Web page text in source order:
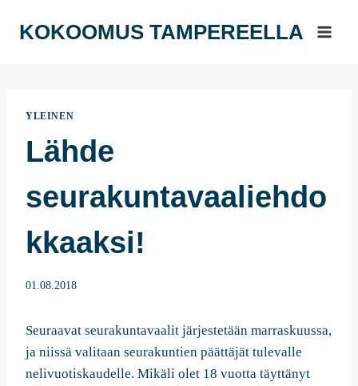
sisältöön
KOKOOMUS TAMPEREELLA
YLEINEN
Lähde
seurakuntavaaliehdo
kkaaksi!
01.08.2018
Seuraavat seurakuntavaalit järjestetään marraskuussa,
ja niissä valitaan seurakuntien päättäjät tulevalle
nelivuotiskaudelle. Mikäli olet 18 vuotta täyttänyt